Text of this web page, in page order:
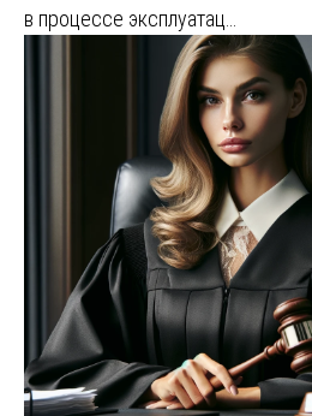
в процессе эксплуатац…